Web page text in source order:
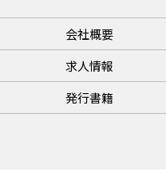
会社概要
求人情報
発行書籍